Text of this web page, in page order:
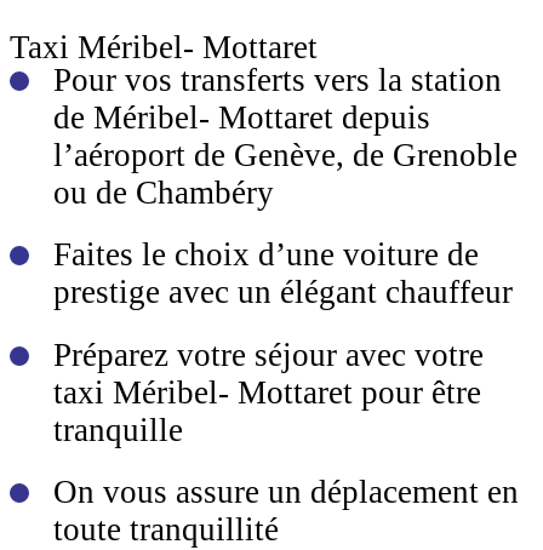
Taxi Méribel- Mottaret
Pour vos transferts vers la station
de Méribel- Mottaret depuis
l’aéroport de Genève, de Grenoble
ou de Chambéry
Faites le choix d’une voiture de
prestige avec un élégant chauffeur
Préparez votre séjour avec votre
taxi Méribel- Mottaret pour être
tranquille
On vous assure un déplacement en
toute tranquillité